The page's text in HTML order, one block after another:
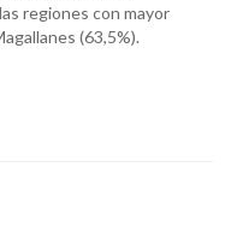
regiones con mayor
(63,5%).